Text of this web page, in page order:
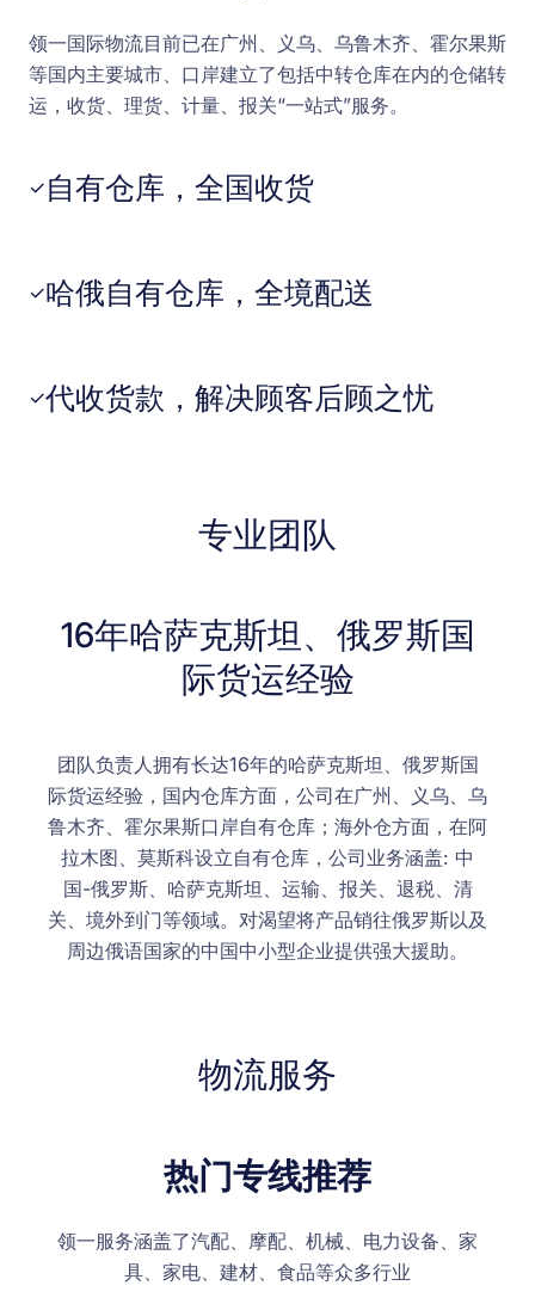
领一国际物流目前已在广州、义乌、乌鲁木齐、霍尔果斯
等国内主要城市、口岸建立了包括中转仓库在内的仓储转
运，收货、理货、计量、报关“一站式”服务。
✓ 自有仓库，全国收货
✓哈俄自有仓库，全境配送
✓代收货款，解决顾客后顾之忧
专业团队
16年哈萨克斯坦、俄罗斯国
际货运经验
团队负责人拥有长达16年的哈萨克斯坦、俄罗斯国
际货运经验，国内仓库方面，公司在广州、义乌、乌
鲁木齐、霍尔果斯口岸自有仓库；海外仓方面，在阿
拉木图、莫斯科设立自有仓库，公司业务涵盖: 中
国-俄罗斯、哈萨克斯坦、运输、报关、退税、清
关、境外到门等领域。对渴望将产品销往俄罗斯以及
周边俄语国家的中国中小型企业提供强大援助。
物流服务
热门专线推荐
领一服务涵盖了汽配、摩配、机械、电力设备、家
具、家电、建材、食品等众多行业